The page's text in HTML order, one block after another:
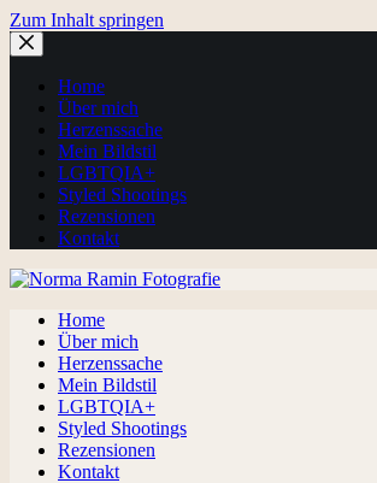
Zum Inhalt springen
Home
Über mich
Herzenssache
Mein Bildstil
LGBTQIA+
Styled Shootings
Rezensionen
Kontakt
Home
Über mich
Herzenssache
Mein Bildstil
LGBTQIA+
Styled Shootings
Rezensionen
Kontakt